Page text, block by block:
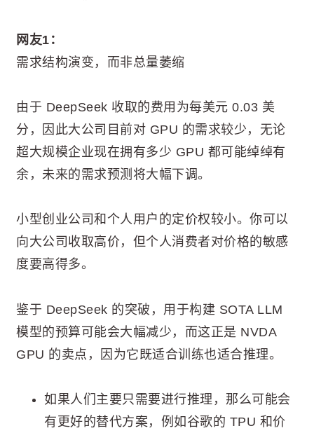
网友1：
需求结构演变，而非总量萎缩
由于 DeepSeek 收取的费用为每美元 0.03 美
分，因此大公司目前对 GPU 的需求较少，无论
超大规模企业现在拥有多少 GPU 都可能绰绰有
余，未来的需求预测将大幅下调。
小型创业公司和个人用户的定价权较小。你可以
向大公司收取高价，但个人消费者对价格的敏感
度要高得多。
鉴于 DeepSeek 的突破，用于构建 SOTA LLM
模型的预算可能会大幅减少，而这正是 NVDA
GPU 的卖点，因为它既适合训练也适合推理。
如果人们主要只需要进行推理，那么可能会
有更好的替代方案，例如谷歌的 TPU 和价